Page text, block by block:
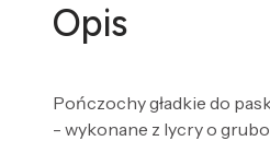
Opis
Pończochy gładkie do
- wykonane z lycry o